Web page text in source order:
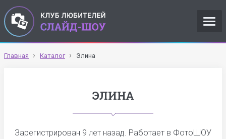
Главная Каталог Элина
ЭЛИНА
Зарегистрирован 9 лет назад. Работает в ФотоШОУ